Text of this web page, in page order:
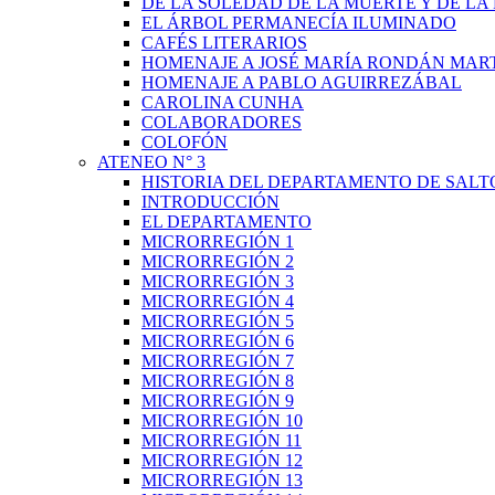
EL ÁRBOL PERMANECÍA ILUMINADO
CAFÉS LITERARIOS
HOMENAJE A JOSÉ MARÍA RONDÁN
HOMENAJE A PABLO AGUIRREZÁBAL
CAROLINA CUNHA
COLABORADORES
COLOFÓN
ATENEO N° 3
HISTORIA DEL DEPARTAMENTO DE
INTRODUCCIÓN
EL DEPARTAMENTO
MICRORREGIÓN 1
MICRORREGIÓN 2
MICRORREGIÓN 3
MICRORREGIÓN 4
MICRORREGIÓN 5
MICRORREGIÓN 6
MICRORREGIÓN 7
MICRORREGIÓN 8
MICRORREGIÓN 9
MICRORREGIÓN 10
MICRORREGIÓN 11
MICRORREGIÓN 12
MICRORREGIÓN 13